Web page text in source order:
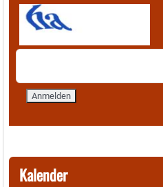
Kalender